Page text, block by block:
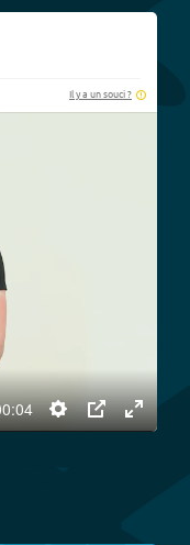
Il y a un souci ?
Settings
PIP
Enter